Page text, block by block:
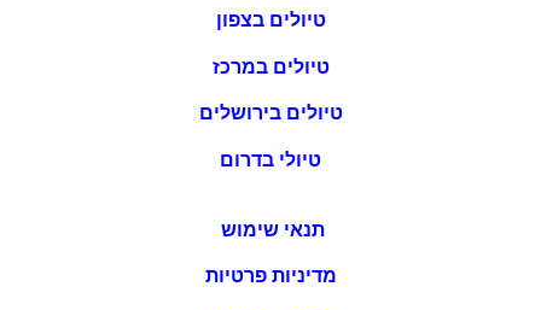
טיולים בצפון
טיולים במרכז
טיולים בירושלים
טיולי בדרום
תנאי שימוש
מדיניות פרטיות